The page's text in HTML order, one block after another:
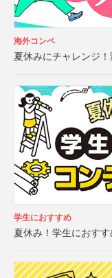
海外コンペ
夏休みにチャレンジ
学生におすすめ
夏休み！学生におす